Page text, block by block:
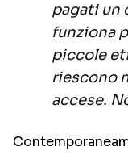
pagati un
funziona
piccole
riescono
accese.